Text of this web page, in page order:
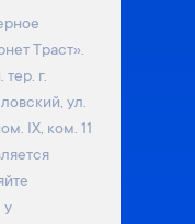
Траст».
г.
ул.
IX, ком. 11
у